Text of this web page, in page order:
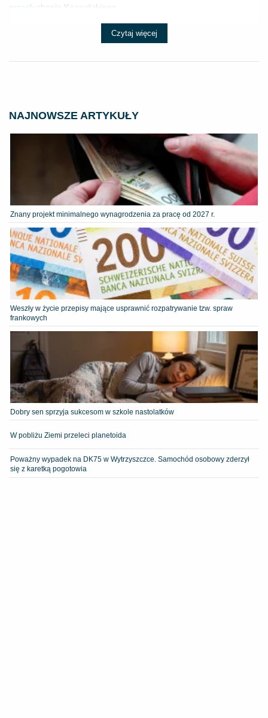
przesłuchania Kaczyńskiego...
Czytaj więcej
NAJNOWSZE ARTYKUŁY
Znany projekt minimalnego wynagrodzenia za pracę od 2027 r.
Weszły w życie przepisy mające usprawnić rozpatrywanie tzw. spraw
frankowych
Dobry sen sprzyja sukcesom w szkole nastolatków
W pobliżu Ziemi przeleci planetoida
Poważny wypadek na DK75 w Wytrzyszczce. Samochód osobowy zderzył
się z karetką pogotowia